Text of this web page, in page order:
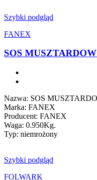
Szybki podgląd
FANEX
SOS
Nazwa: SOS
Marka: FANEX
Producent: FANEX
Waga: 0.950Kg.
Typ: niemrożony
Szybki podgląd
FOLWARK